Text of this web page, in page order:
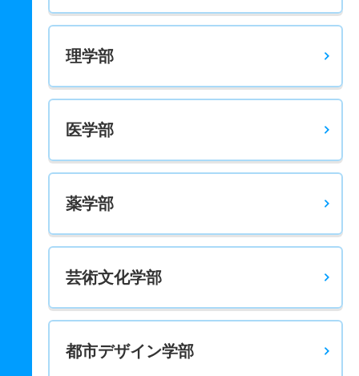
理学部
医学部
薬学部
芸術文化学部
都市デザイン学部